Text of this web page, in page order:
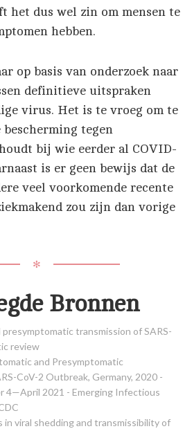
het dus wel zin om mensen te
hebben.
op basis van onderzoek naar
definitieve uitspraken
virus. Het is te vroeg om te
bescherming tegen
bij wie eerder al COVID-
is er geen bewijs dat de
veel voorkomende recente
zou zijn dan vorige
✻
Bronnen
transmission of SARS-
review
and Presymptomatic
CoV-2 Outbreak, Germany, 2020 -
4—April 2021 - Emerging Infectious
in viral shedding and transmissibility of